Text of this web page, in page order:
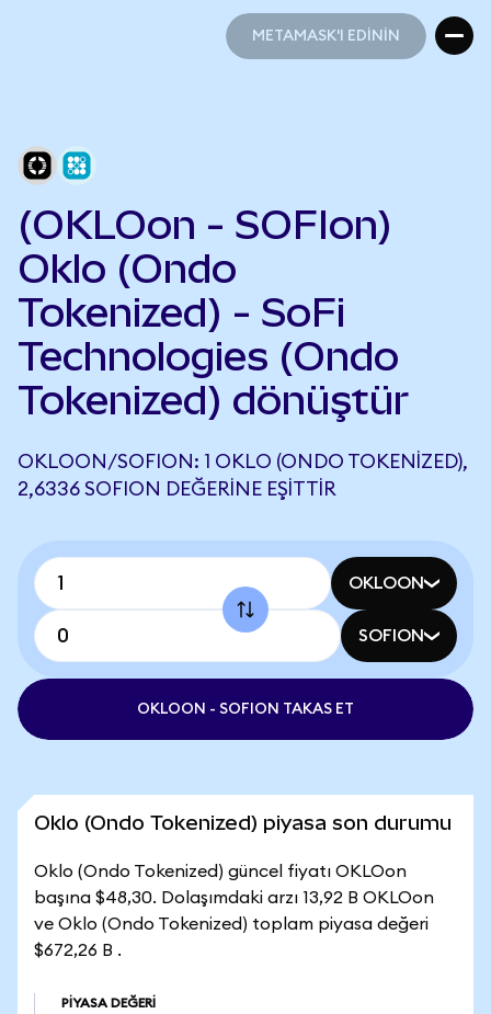
METAMASK'I EDİNİN
(OKLOon - SOFIon)
Oklo (Ondo
Tokenized) - SoFi
Technologies (Ondo
Tokenized) dönüştür
OKLOON/SOFION: 1 OKLO (ONDO TOKENIZED),
2,6336 SOFION DEĞERINE EŞITTIR
OKLOON
SOFION
OKLOON - SOFION TAKAS ET
Oklo (Ondo Tokenized) piyasa son durumu
Oklo (Ondo Tokenized) güncel fiyatı OKLOon
başına $48,30. Dolaşımdaki arzı 13,92 B OKLOon
ve Oklo (Ondo Tokenized) toplam piyasa değeri
$672,26 B .
PIYASA DEĞERI